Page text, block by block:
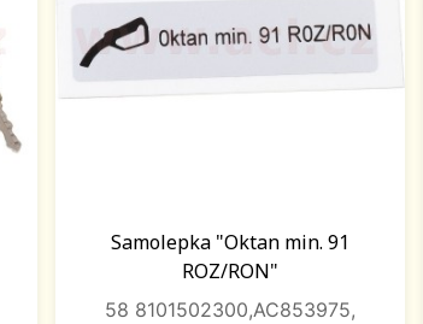
Samolepka "Oktan min. 91
ROZ/RON"
58 8101502300,AC853975,